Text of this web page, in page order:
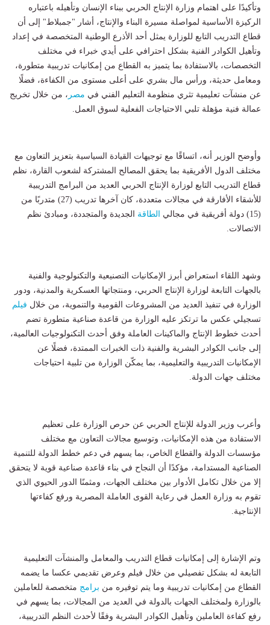
وتأكيدًا على اهتمام وزارة الإنتاج الحربي ببناء الإنسان وتأهيله باعتباره
الركيزة الأساسية لمواصلة مسيرة البناء والإنتاج، أشار "جمبلاط" إلى أن
قطاع التدريب التابع للوزارة يمثل أحد الأذرع الوطنية المتخصصة في إعداد
وتأهيل الكوادر الفنية بشكل احترافي على أيدي خبراء في مختلف
التخصصات، بالاستفادة بما يتميز به القطاع من إمكانيات تدريبية متطورة،
ومعامل حديثة، ورأس مال بشري على أعلى مستوى من الكفاءة، فضلًا
عن منشآت تعليمية تثري منظومة التعليم الفني في مصر ، من خلال تخريج
عمالة فنية مؤهلة تلبي الاحتياجات الفعلية لسوق العمل.
وأوضح الوزير أنه، اتساقًا مع توجيهات القيادة السياسية بتعزيز التعاون مع
مختلف الدول الأفريقية بما يحقق المصالح المشتركة لشعوب القارة، نظم
قطاع التدريب التابع لوزارة الإنتاج الحربي العديد من البرامج التدريبية
للأشقاء الأفارقة في مجالات متعددة، كان آخرها تدريب (27) متدربًا من
(15) دولة أفريقية في مجالي
الطاقة الجديدة والمتجددة، ومبادئ نظم
الاتصالات.
وشهد اللقاء استعراض أبرز الإمكانيات التصنيعية والتكنولوجية والفنية
بالجهات التابعة لوزارة الإنتاج الحربي، ومنتجاتها العسكرية والمدنية، ودور
الوزارة في تنفيذ العديد من المشروعات القومية والتنموية، من خلال فيلم
تسجيلي عكس ما ترتكز عليه الوزارة من قاعدة صناعية متطورة تضم
أحدث خطوط الإنتاج والماكينات العاملة وفق أحدث التكنولوجيات العالمية،
إلى جانب الكوادر البشرية والفنية ذات الخبرات الممتدة، فضلًا عن
الإمكانيات التدريبية والتعليمية، بما يمكّن الوزارة من تلبية احتياجات
مختلف جهات الدولة.
وأعرب وزير الدولة للإنتاج الحربي عن حرص الوزارة على تعظيم
الاستفادة من هذه الإمكانيات، وتوسيع مجالات التعاون مع مختلف
مؤسسات الدولة والقطاع الخاص، بما يسهم في دعم خطط الدولة للتنمية
الصناعية المستدامة، مؤكدًا أن النجاح في بناء قاعدة صناعية قوية لا يتحقق
إلا من خلال تكامل الأدوار بين مختلف الجهات، ومثمنًا الدور الحيوي الذي
تقوم به وزارة العمل في رعاية القوى العاملة المصرية ورفع كفاءتها
الإنتاجية.
وتم الإشارة إلى إمكانيات قطاع التدريب والمعامل والمنشآت التعليمية
التابعة له بشكل تفصيلي من خلال فيلم وعرض تقديمي عكسا ما يضمه
القطاع من إمكانيات تدريبية وما يتم توفيره من برامج متخصصة للعاملين
بالوزارة ولمختلف الجهات بالدولة في العديد من المجالات، بما يسهم في
رفع كفاءة العاملين وتأهيل الكوادر البشرية وفقًا لأحدث النظم التدريبية،